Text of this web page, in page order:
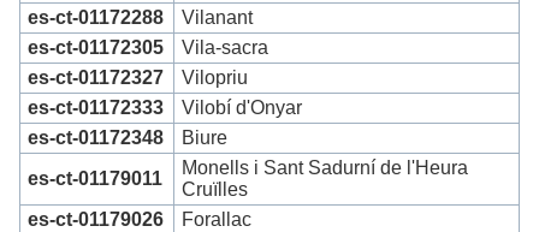
es-ct-01172288
Vilanant
es-ct-01172305
Vila-sacra
es-ct-01172327
Vilopriu
es-ct-01172333
Vilobí d'Onyar
es-ct-01172348
Biure
es-ct-01179011
Monells i Sant Sadurní de l'Heura
Cruïlles
es-ct-01179026
Forallac